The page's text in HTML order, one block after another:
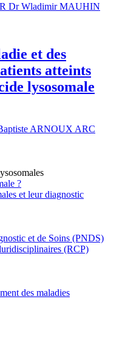
Dr Wladimir MAUHIN
et des
atteints
lysosomale
ARNOUX ARC
?
et leur diagnostic
et de Soins (PNDS)
(RCP)
des maladies